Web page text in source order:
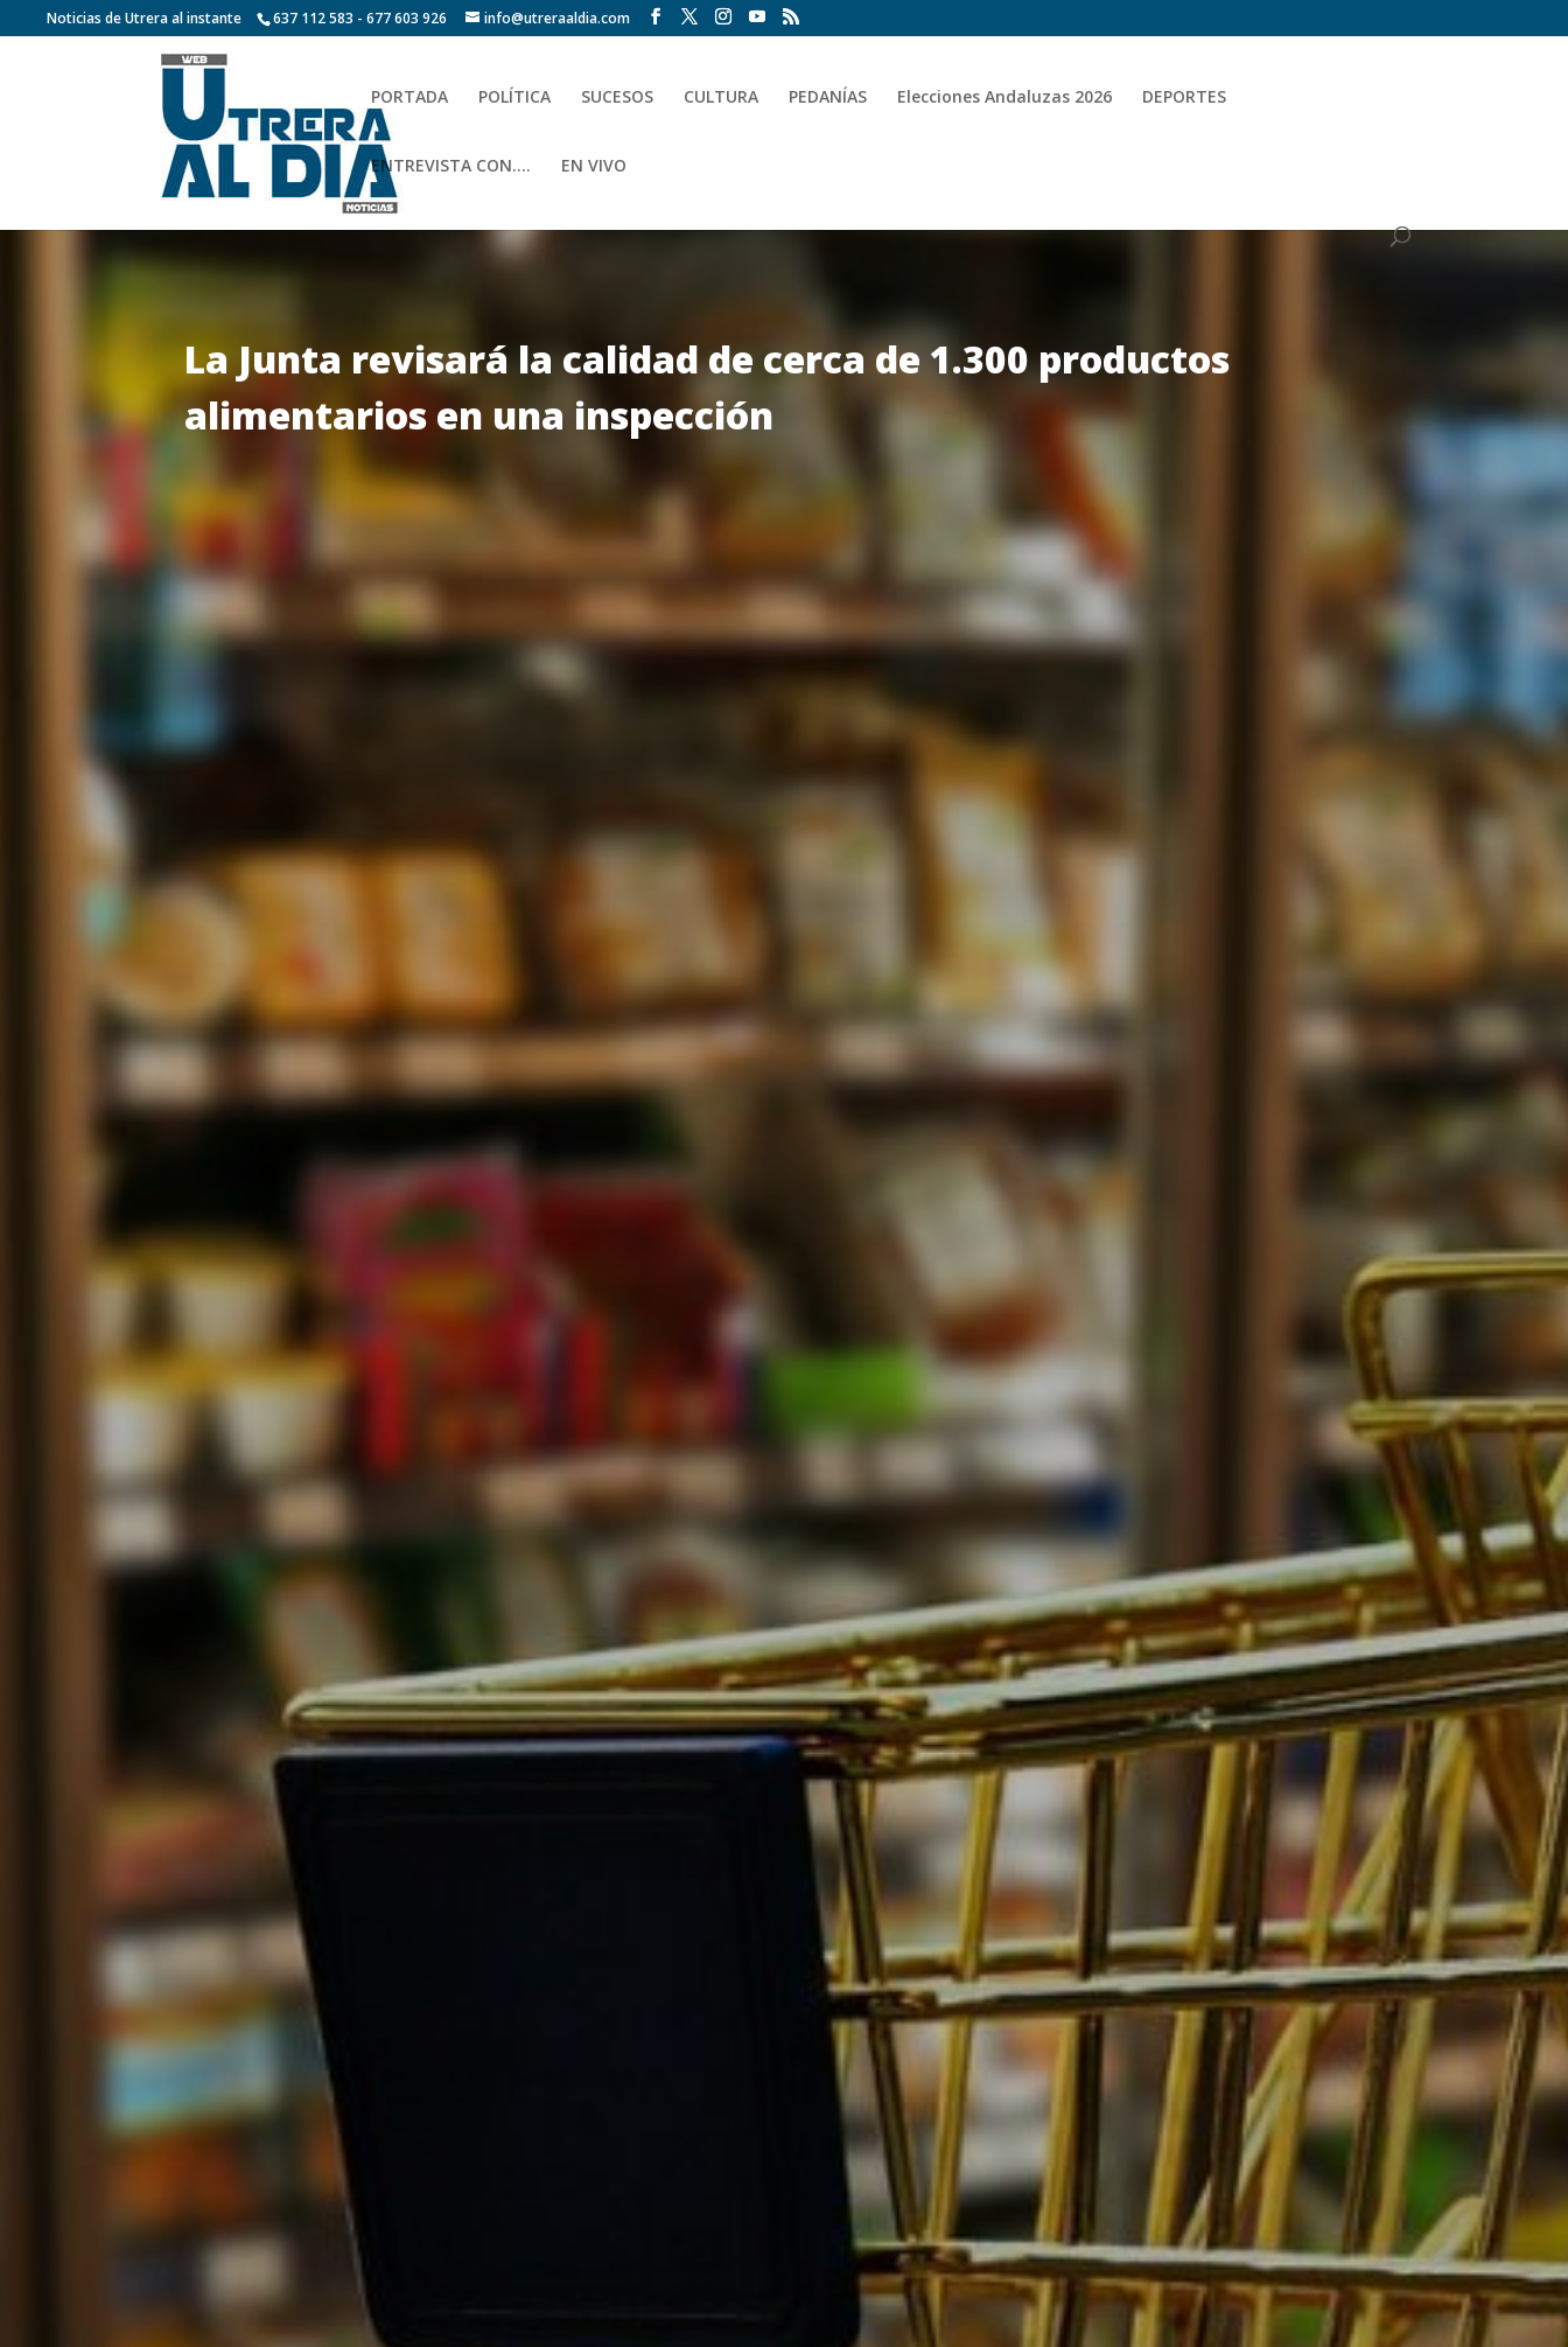
Noticias de Utrera al instante 637 112 583 - 677 603 926 info@utreraaldia.com
PORTADA POLÍTICA SUCESOS CULTURA PEDANÍAS Elecciones Andaluzas 2026 DEPORTES
ENTREVISTA CON…. EN VIVO
La Junta revisará la calidad de cerca de 1.300 productos
alimentarios en una inspección